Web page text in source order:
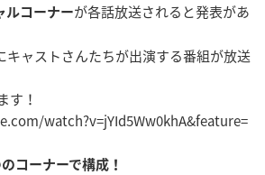
ルコーナーが各話放送されると発表があ
キャストさんたちが出演する番組が放送
す！
watch?v=jYId5Ww0khA&feature=
コーナーで構成！